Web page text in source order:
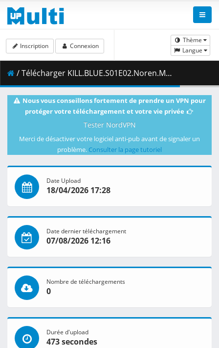
Thème
Langue
Inscription Connexion
/ Télécharger KILL.BLUE.S01E02.Noren.Mitsuoka.1080p.CR.WEB-DL.DUAL.AAC2.0.H.264.MSubs-ToonsHub.mkv.002 ( 479.12 MB )
Nous vous conseillons fortement de prendre un VPN pour
protéger votre téléchargement et votre vie privée
Tester NordVPN
Merci de désactiver votre logiciel anti-pub avant de signaler un
problème. Consulter la page tutoriel
Date Upload
18/04/2026 17:28
Date dernier téléchargement
07/08/2026 12:16
Nombre de téléchargements
0
Durée d'upload
473 secondes